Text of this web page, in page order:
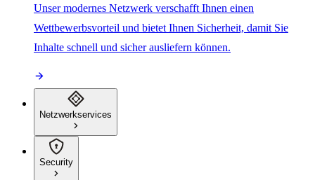
Unser modernes Netzwerk verschafft Ihnen einen
Wettbewerbsvorteil und bietet Ihnen Sicherheit, damit Sie
Inhalte schnell und sicher ausliefern können.
Netzwerkservices
Security